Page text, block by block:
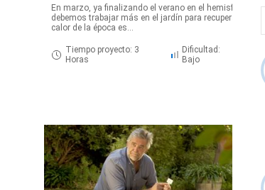
En marzo, ya finalizando el verano en el hemisferio sur,
debemos trabajar más en el jardín para recuperarlo del
calor de la época es...
Tiempo proyecto: 3
Horas
Dificultad:
Bajo